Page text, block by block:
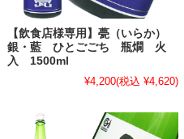
【飲食店様専用】甍（いらか）
銀・藍 ひとごごち 瓶燗 火
入 1500ml
¥4,200(税込 ¥4,620)